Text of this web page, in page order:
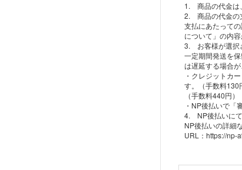
1. 商品の代金は
2. 商品の代金の
支払にあたって
について」の内
3. お客様が選択
一定期間発送を
は遅延する場合
・クレジットカ
す。（手数料130
（手数料440円）
・NP後払いで「
4. NP後払いにて
NP後払いの詳細
URL：https://np-